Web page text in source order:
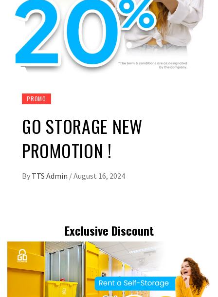
PROMO
GO STORAGE NEW
PROMOTION !
By TTS Admin /August 16, 2024
Exclusive Discount